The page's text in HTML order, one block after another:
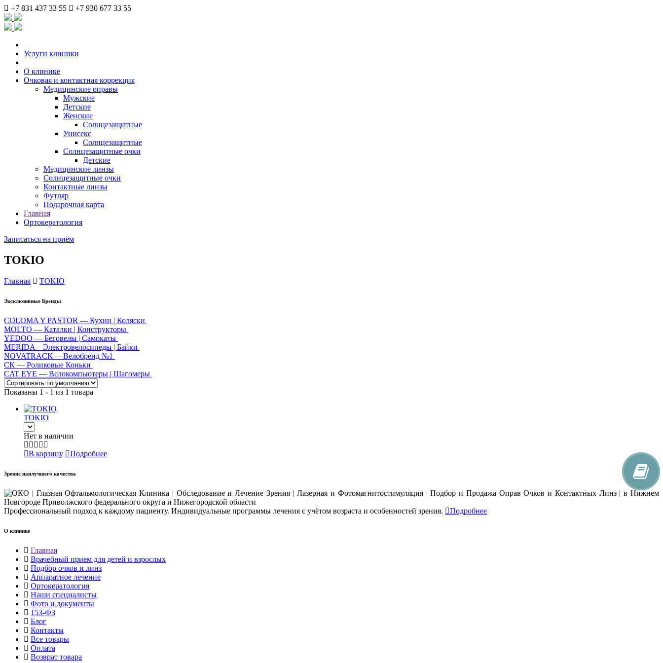
+7 831 437 33 55 +7 930 677 33 55
Услуги клиники
О клинике
Очковая и контактная коррекция
Медицинские оправы
Мужские
Детские
Женские
Солнцезащитные
Унисекс
Солнцезащитные
Солнцезащитные очки
Детские
Медицинские линзы
Солнцезащитные очки
Контактные линзы
Футляр
Подарочная карта
Главная
Ортокератология
Записаться на приём
TOKIO
Главная TOKIO
Эксклюзивные Бренды
COLOMA Y PASTOR — Кухни | Коляски
MOLTO — Каталки | Конструкторы
YEDOO — Беговелы | Самокаты
MERIDA – Электровелосипеды | Байки
NOVATRACK —Велобренд №1
СК — Роликовые Коньки
CAT EYE — Велокомпьютеры | Шагомеры
Показаны 1 - 1 из 1 товара
TOKIO
Нет в наличии
В корзину Подробнее
Зрение наилучшего качества
Профессиональный подход к каждому пациенту. Индивидуальные программы лечения с учётом возраста и особенностей зрения. Подробнее
О клинике
Главная
Врачебный прием для детей и взрослых
Подбор очков и линз
Аппаратное лечение
Ортокератология
Наши специалисты
Фото и документы
153-ФЗ
Блог
Контакты
Все товары
Оплата
Возврат товара